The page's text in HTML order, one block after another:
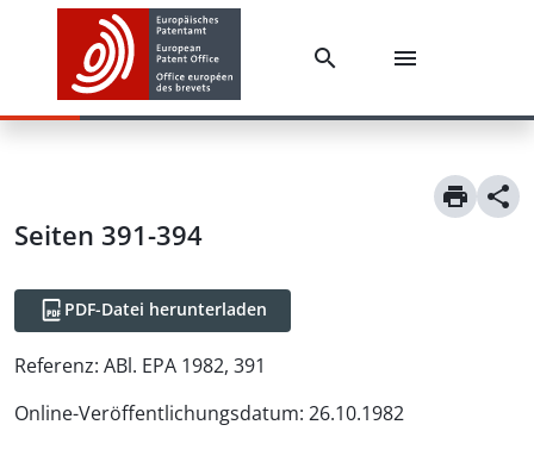
Seiten 391-394
PDF-Datei herunterladen
Referenz: ABl. EPA 1982, 391
Online-Veröffentlichungsdatum: 26.10.1982